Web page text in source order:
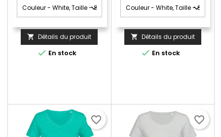
 Détails du produit
 En stock
 Détails du produit
 En stock
favorite_border favorite_border